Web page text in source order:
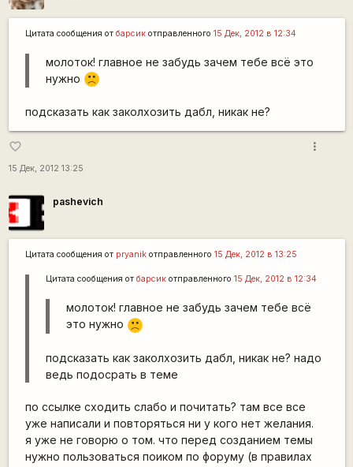
Цитата сообщения от барсикотправленного 15 Дек, 2012 в 12:34
молоток! главное не забудь зачем тебе всё это
нужно
:(
подсказать как заколхозить дабл, никак не?
favorite_border
15 Дек, 2012 13:25
more_vert
pashevich
Цитата сообщения от pryanikотправленного 15 Дек, 2012 в 13:25
Цитата сообщения от барсикотправленного 15 Дек, 2012 в 12:34
молоток! главное не забудь зачем тебе всё
это нужно
:(
подсказать как заколхозить дабл, никак не? надо
ведь подосрать в теме
по ссылке сходить слабо и почитать? там все все
уже написали и повторяться ни у кого нет желания.
я уже не говорю о том. что перед созданием темы
нужно пользоваться поиком по форуму (в правилах